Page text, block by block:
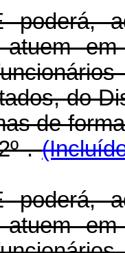
atuem
do
de
.
atuem